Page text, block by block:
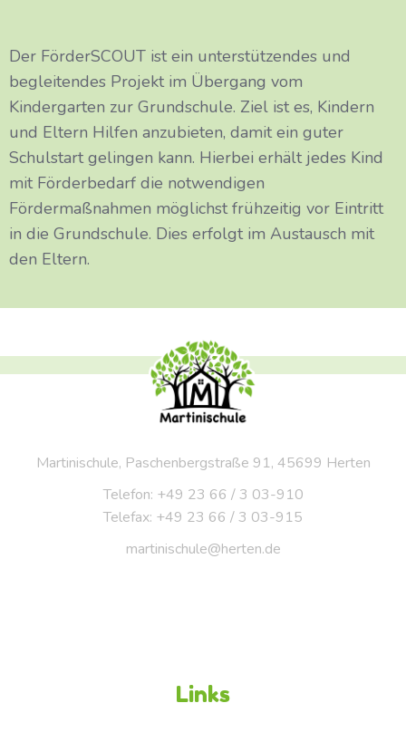
Der FörderSCOUT ist ein unterstützendes und
begleitendes Projekt im Übergang vom
Kindergarten zur Grundschule. Ziel ist es, Kindern
und Eltern Hilfen anzubieten, damit ein guter
Schulstart gelingen kann. Hierbei erhält jedes Kind
mit Förderbedarf die notwendigen
Fördermaßnahmen möglichst frühzeitig vor Eintritt
in die Grundschule. Dies erfolgt im Austausch mit
den Eltern.
Martinischule, Paschenbergstraße 91, 45699 Herten
Telefon: +49 23 66 / 3 03-910
Telefax: +49 23 66 / 3 03-915
martinischule@herten.de
Links